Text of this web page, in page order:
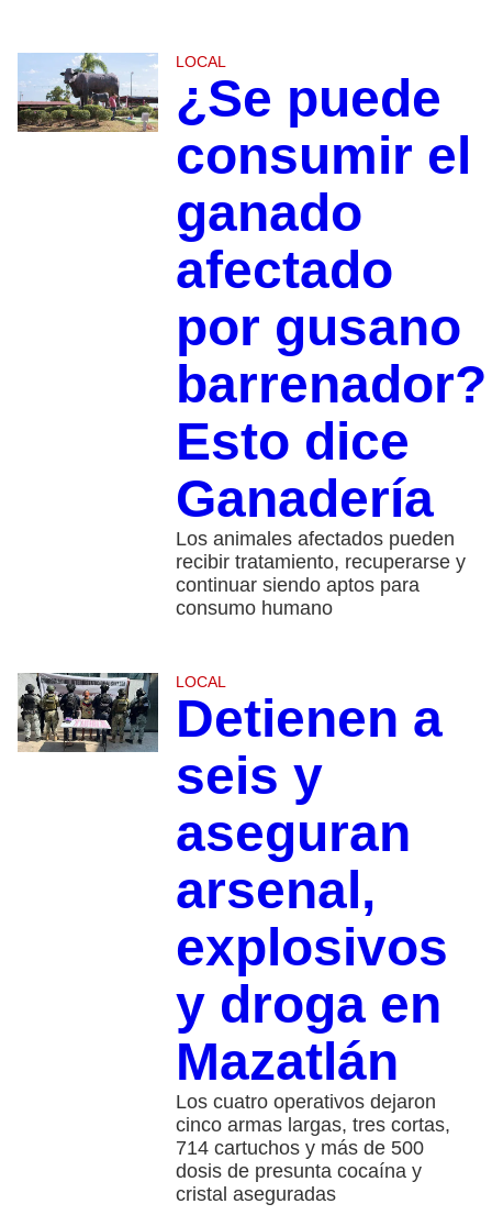
LOCAL
¿Se puede
consumir el
ganado
afectado
por gusano
barrenador?
Esto dice
Ganadería
Los animales afectados pueden
recibir tratamiento, recuperarse y
continuar siendo aptos para
consumo humano
LOCAL
Detienen a
seis y
aseguran
arsenal,
explosivos
y droga en
Mazatlán
Los cuatro operativos dejaron
cinco armas largas, tres cortas,
714 cartuchos y más de 500
dosis de presunta cocaína y
cristal aseguradas